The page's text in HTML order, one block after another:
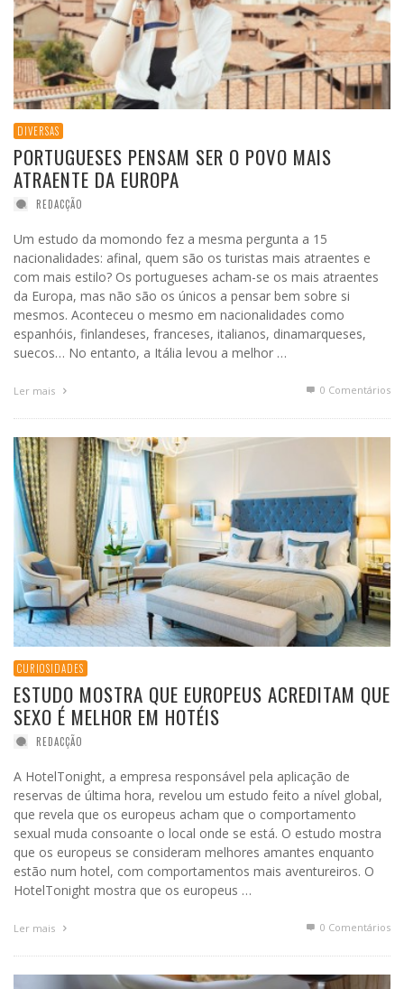
DIVERSAS
PORTUGUESES PENSAM SER O POVO MAIS
ATRAENTE DA EUROPA
REDACÇÃO
Um estudo da momondo fez a mesma pergunta a 15
nacionalidades: afinal, quem são os turistas mais atraentes e
com mais estilo? Os portugueses acham-se os mais atraentes
da Europa, mas não são os únicos a pensar bem sobre si
mesmos. Aconteceu o mesmo em nacionalidades como
espanhóis, finlandeses, franceses, italianos, dinamarqueses,
suecos… No entanto, a Itália levou a melhor …
Ler mais 0 Comentários
CURIOSIDADES
ESTUDO MOSTRA QUE EUROPEUS ACREDITAM QUE
SEXO É MELHOR EM HOTÉIS
REDACÇÃO
A HotelTonight, a empresa responsável pela aplicação de
reservas de última hora, revelou um estudo feito a nível global,
que revela que os europeus acham que o comportamento
sexual muda consoante o local onde se está. O estudo mostra
que os europeus se consideram melhores amantes enquanto
estão num hotel, com comportamentos mais aventureiros. O
HotelTonight mostra que os europeus …
Ler mais 0 Comentários